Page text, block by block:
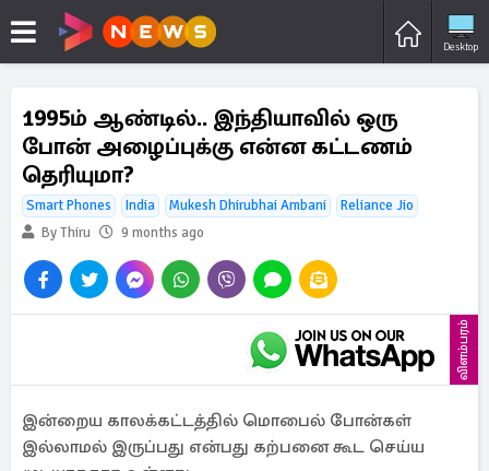
Desktop
1995ம் ஆண்டில்.. இந்தியாவில் ஒரு
போன் அழைப்புக்கு என்ன கட்டணம்
தெரியுமா?
Smart Phones India Mukesh Dhirubhai Ambani
Reliance Jio
By Thiru
9 months ago
விளம்பரம்
இன்றைய காலக்கட்டத்தில் மொபைல் போன்கள்
இல்லாமல் இருப்பது என்பது கற்பனை கூட செய்ய